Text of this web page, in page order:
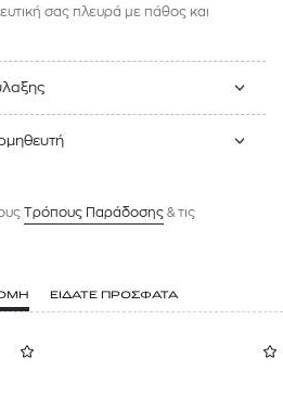
σας πλευρά με πάθος και
Tρόπους Παράδοσης & τις
ΕΙΔΑΤΕ ΠΡΟΣΦΑΤΑ